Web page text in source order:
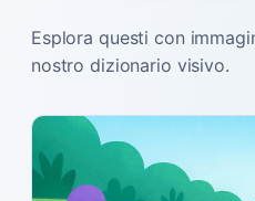
Esplora questi con
nostro dizionario visivo.